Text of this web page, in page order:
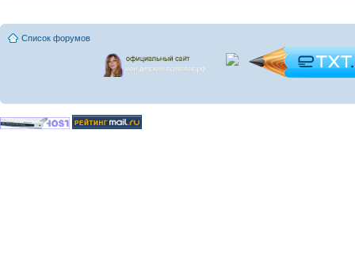
Список форумов